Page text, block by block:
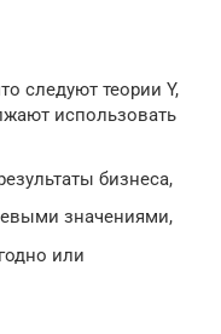
следуют теории Y,
использовать
бизнеса,
значениями,
или